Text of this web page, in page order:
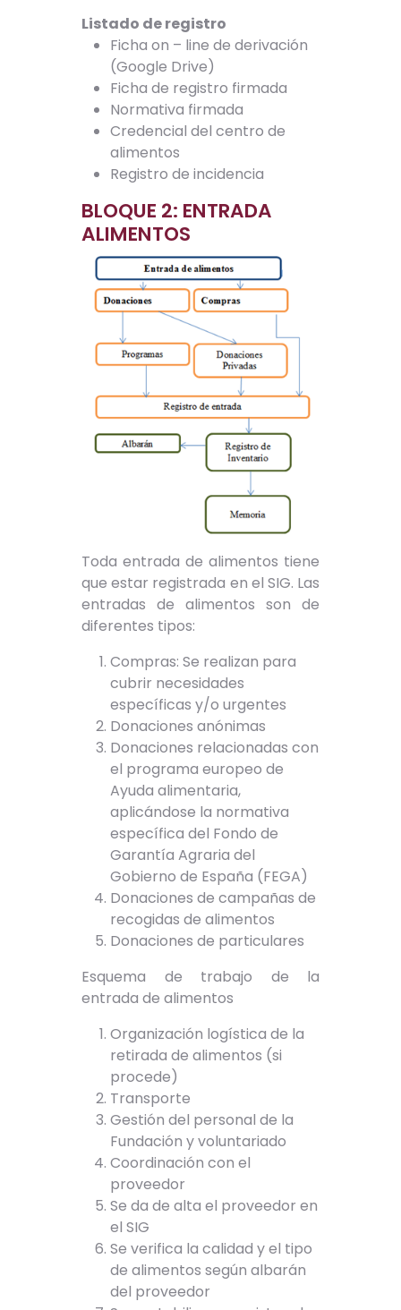
Listado de registro
Ficha on – line de derivación
(Google Drive)
Ficha de registro firmada
Normativa firmada
Credencial del centro de
alimentos
Registro de incidencia
BLOQUE 2: ENTRADA
ALIMENTOS
Toda entrada de alimentos tiene
que estar registrada en el SIG. Las
entradas de alimentos son de
diferentes tipos:
Compras: Se realizan para
cubrir necesidades
específicas y/o urgentes
Donaciones anónimas
Donaciones relacionadas con
el programa europeo de
Ayuda alimentaria,
aplicándose la normativa
específica del Fondo de
Garantía Agraria del
Gobierno de España (FEGA)
Donaciones de campañas de
recogidas de alimentos
Donaciones de particulares
Esquema de trabajo de la
entrada de alimentos
Organización logística de la
retirada de alimentos (si
procede)
Transporte
Gestión del personal de la
Fundación y voluntariado
Coordinación con el
proveedor
Se da de alta el proveedor en
el SIG
Se verifica la calidad y el tipo
de alimentos según albarán
del proveedor